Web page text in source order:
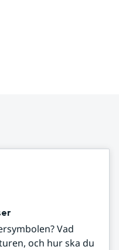
Vad
och hur ska du